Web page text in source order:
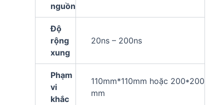
nguồn
Độ
rộng
xung
20ns – 200ns
Phạm
vi
khắc
110mm*110mm hoặc 200*200
mm